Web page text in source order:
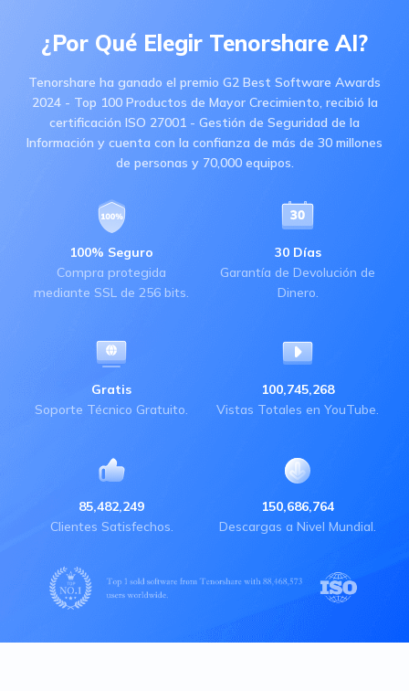
¿Por Qué Elegir Tenorshare AI?
Tenorshare ha ganado el premio G2 Best Software Awards
2024 - Top 100 Productos de Mayor Crecimiento, recibió la
certificación ISO 27001 - Gestión de Seguridad de la
Información y cuenta con la confianza de más de 30 millones
de personas y 70,000 equipos.
100% Seguro
Compra protegida
mediante SSL de 256 bits.
30 Días
Garantía de Devolución de
Dinero.
Gratis
Soporte Técnico Gratuito.
100,745,268
Vistas Totales en YouTube.
85,482,249
Clientes Satisfechos.
150,686,764
Descargas a Nivel Mundial.